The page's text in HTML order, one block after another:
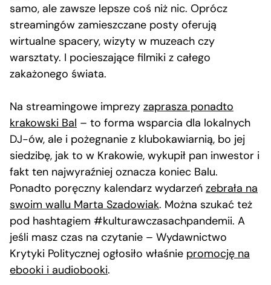
samo, ale zawsze lepsze coś niż nic. Oprócz
streamingów zamieszczane posty oferują
wirtualne spacery, wizyty w muzeach czy
warsztaty. I pocieszające filmiki z całego
zakażonego świata.
Na streamingowe imprezy zaprasza ponadto
krakowski Bal – to forma wsparcia dla lokalnych
DJ-ów, ale i pożegnanie z klubokawiarnią, bo jej
siedzibę, jak to w Krakowie, wykupił pan inwestor i
fakt ten najwyraźniej oznacza koniec Balu.
Ponadto poręczny kalendarz wydarzeń zebrała na
swoim wallu Marta Szadowiak. Można szukać też
pod hashtagiem #kulturawczasachpandemii. A
jeśli masz czas na czytanie – Wydawnictwo
Krytyki Politycznej ogłosiło właśnie promocję na
ebooki i audiobooki.